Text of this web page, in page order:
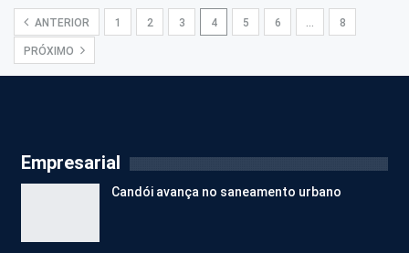
ANTERIOR 1 2 3 4 5 6 … 8
PRÓXIMO
Empresarial
Candói avança no saneamento urbano